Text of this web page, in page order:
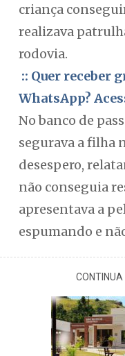
criança
realizava
rodovia.
:: Quer receber
WhatsApp?
No banco de
segurava a filha
desespero,
não conseguia
apresentava a
espumando e
CONTINUA